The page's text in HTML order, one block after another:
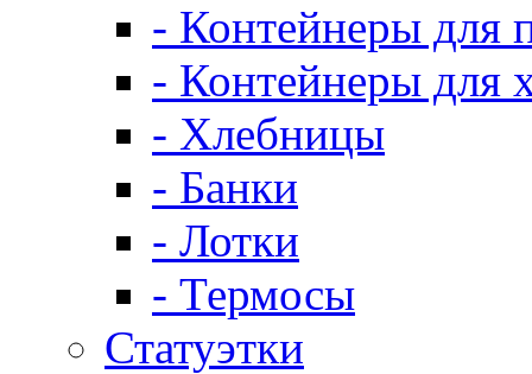
- Контейнеры для
- Контейнеры для
- Хлебницы
- Банки
- Лотки
- Термосы
Статуэтки